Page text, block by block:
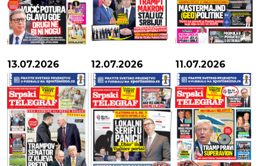
13.07.2026 12.07.2026 11.07.2026